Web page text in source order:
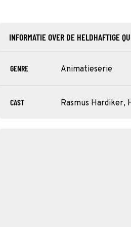
INFORMATIE OVER DE HELDHAFTIGE
GENRE Animatieserie
CAST Rasmus Hardiker,